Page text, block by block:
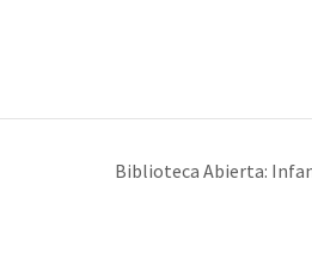
Biblioteca Abierta: